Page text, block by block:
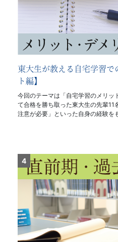
東大生が教える自宅学習で
ト編】
今回のテーマは「自宅学習のメリッ
て合格を勝ち取った東大生の先輩
注意が必要」といった自身の経験